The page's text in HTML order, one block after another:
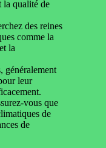
la qualité de
des reines
comme la
la
généralement
leur
vous que
de
de